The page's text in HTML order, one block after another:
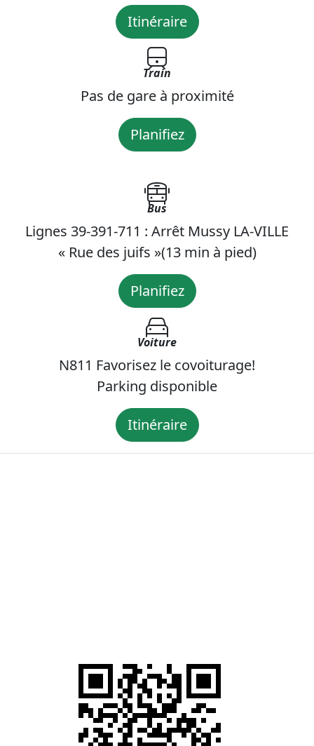
Itinéraire
Train
Pas de gare à proximité
Planifiez
Bus
Lignes 39-391-711 : Arrêt Mussy LA-VILLE
« Rue des juifs »(13 min à pied)
Planifiez
Voiture
N811 Favorisez le covoiturage!
Parking disponible
Itinéraire